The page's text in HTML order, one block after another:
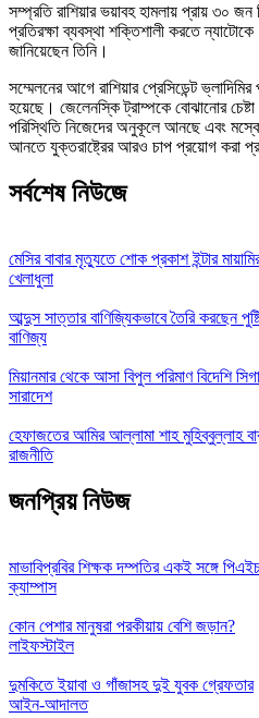
সম্প্রতি রাশিয়ার ভয়াবহ হামলায় প্রায় ৩০
প্রতিরক্ষা ব্যবস্থা শক্তিশালী করতে
জানিয়েছেন তিনি।
সম্মেলনের আগে রাশিয়ার প্রেসিডেন্ট
হয়েছে। জেলেনস্কি ট্রাম্পকে বোঝানোর
পরিস্থিতি নিজেদের অনুকূলে আনছে এবং
আনতে যুক্তরাষ্ট্রের আরও চাপ প্রয়োগ করা
সর্বশেষ নিউজে
মেসির বাবার মৃত্যুতে শোক প্রকাশ ইন্টার
খেলাধুলা
আব্দুস সাত্তার বাণিজ্যিকভাবে তৈরি করছেন
বাণিজ্য
মিয়ানমার থেকে আসা বিপুল পরিমাণ বিদেশি
সারাদেশ
হেফাজতের আমির আল্লামা শাহ মুহিব্বুল্লাহ
রাজনীতি
জনপ্রিয় নিউজ
মাভাবিপ্রবির শিক্ষক দম্পতির একই সঙ্গে
ক্যাম্পাস
কোন পেশার মানুষরা পরকীয়ায় বেশি জড়ান?
লাইফস্টাইল
দুমকিতে ইয়াবা ও গাঁজাসহ দুই যুবক গ্রেফতার
আইন-আদালত